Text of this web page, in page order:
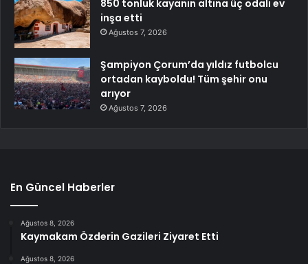
850 tonluk kayanın altına üç odalı ev
inşa etti
Ağustos 7, 2026
Şampiyon Çorum’da yıldız futbolcu
ortadan kayboldu! Tüm şehir onu
arıyor
Ağustos 7, 2026
En Güncel Haberler
Ağustos 8, 2026
Kaymakam Özderin Gazileri Ziyaret Etti
Ağustos 8, 2026